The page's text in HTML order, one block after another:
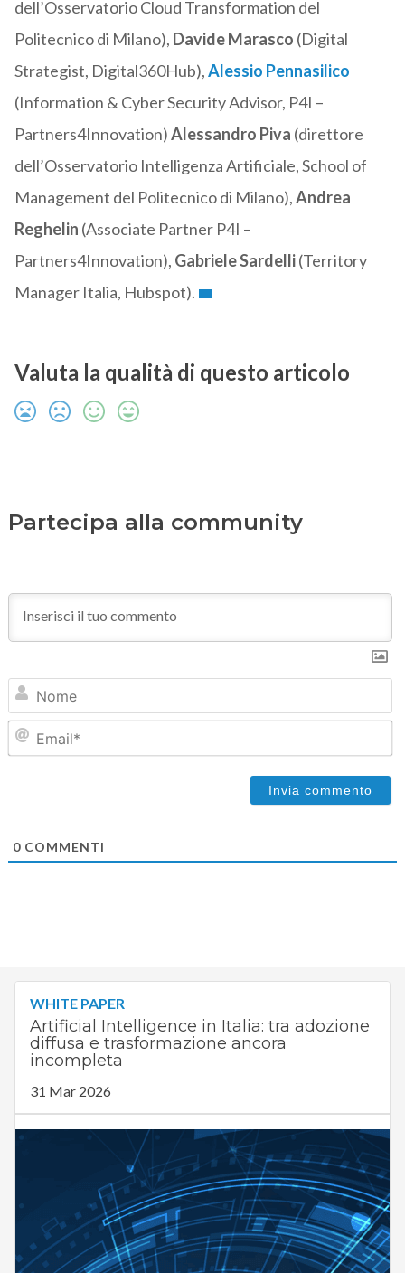
dell’Osservatorio Cloud Transformation del
Politecnico di Milano), Davide Marasco (Digital
Strategist, Digital360Hub),Alessio Pennasilico
(Information & Cyber Security Advisor, P4I –
Partners4Innovation)Alessandro Piva (direttore
dell’Osservatorio Intelligenza Artificiale, School of
Management del Politecnico di Milano),Andrea
Reghelin (Associate Partner P4I –
Partners4Innovation), Gabriele Sardelli(Territory
Manager Italia, Hubspot).
Valuta la qualità di questo articolo
Partecipa alla community
0COMMENTI
WHITE PAPER
Artificial Intelligence in Italia: tra adozione
diffusa e trasformazione ancora
incompleta
31 Mar 2026